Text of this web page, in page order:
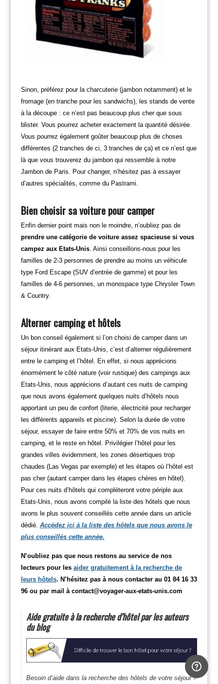
Sinon, préférez pour la charcuterie (jambon notamment) et le
fromage (en tranche pour les sandwichs), les stands de vente
à la découpe : ce n’est pas beaucoup plus cher que sous
blister. Vous pourrez acheter exactement la quantité désirée.
Vous pourrez également goûter beaucoup plus de choses
différentes (2 tranches de ci, 3 tranches de ça) et ce n’est que
là que vous trouverez du jambon qui ressemble à notre
Jambon de Paris. Pour changer, n’hésitez pas à essayer
d’autres spécialités, comme du Pastrami.
Bien choisir sa voiture pour camper
Enfin dernier point mais non le moindre, n’oubliez pas de
prendre une catégorie de voiture assez spacieuse si vous
campez aux Etats-Unis. Ainsi conseillons-nous pour les
familles de 2-3 personnes de prendre au moins un véhicule
type Ford Escape (SUV d’entrée de gamme) et pour les
familles de 4-6 personnes, un monospace type Chrysler Town
& Country.
Alterner camping et hôtels
Un bon conseil également si l’on choisi de camper dans un
séjour itinérant aux Etats-Unis, c’est d’alterner régulièrement
entre le camping et l’hôtel. En effet, si nous apprécions
énormément le côté nature (voir rustique) des campings aux
Etats-Unis, nous apprécions d’autant ces nuits de camping
que nous avons également quelques nuits d’hôtels nous
apportant un peu de confort (literie, électricité pour recharger
les différents appareils et piscine). Selon la durée de votre
séjour, essayer de faire entre 50% et 70% de vos nuits en
camping, et le reste en hôtel. Privilégier l’hôtel pour les
grandes villes évidemment, les zones désertiques trop
chaudes (Las Vegas par exemple) et les étapes où l’hôtel est
pas cher (autant camper dans les étapes chères en hôtel).
Pour ces nuits d’hôtels qui compléteront votre périple aux
Etats-Unis, nous avons compilé la liste des hôtels que nous
avons le plus souvent conseillés cette année dans un article
dédié. Accédez ici à la liste des hôtels que nous avons le
plus conseillés cette année.
N’oubliez pas que nous restons au service de nos
lecteurs pour les aider gratuitement à la recherche de
leurs hôtels. N’hésitez pas à nous contacter au 01 84 16 33
96 ou par mail à contact@voyager-aux-etats-unis.com
Aide gratuite à la recherche d’hôtel par les auteurs
du blog
Besoin d’aide dans la recherche des hôtels de votre séjour ?